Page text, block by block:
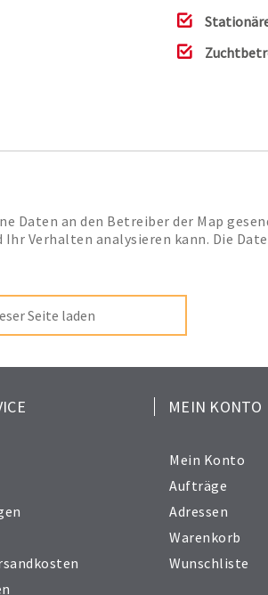
Daten an den Betreiber der Map
Verhalten analysieren kann. Die
Seite laden
MEIN KONTO
Mein Konto
Aufträge
Adressen
Warenkorb
Wunschliste